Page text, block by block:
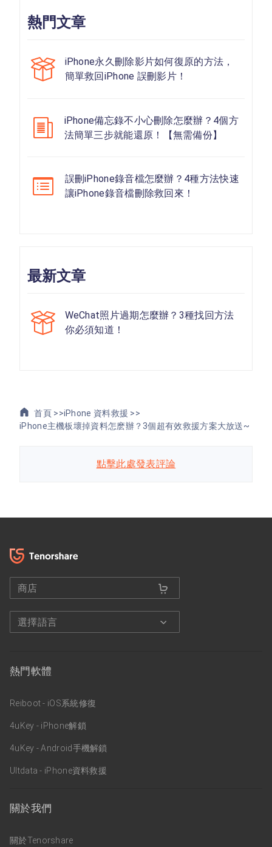
熱門文章
iPhone永久刪除影片如何復原的方法，
簡單救回iPhone 誤刪影片！
iPhone備忘錄不小心刪除怎麼辦？4個方
法簡單三步就能還原！【無需備份】
誤刪iPhone錄音檔怎麼辦？4種方法快速
讓iPhone錄音檔刪除救回來！
最新文章
WeChat照片過期怎麼辦？3種找回方法
你必須知道！
首頁 >>iPhone 資料救援 >>
iPhone主機板壞掉資料怎麽辦？3個超有效救援方案大放送~
點擊此處發表評論
商店
選擇語言
熱門軟體
Reiboot - iOS系統修復
4uKey - iPhone解鎖
4uKey - Android手機解鎖
Ultdata - iPhone資料救援
關於我們
關於Tenorshare